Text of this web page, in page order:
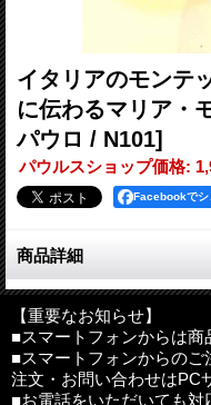
イタリアのモンテ
に伝わるマリア・
パウロ / N101]
パウルスショップ価格:
Facebookでシ
商品詳細
イタリアを代表する世界
リ・スクールに勤務しな
通訳と、多忙な日々を送
創立120年の歴史を誇るイ
いて、マリア・モンテッ
【重要なお知らせ】
■スマートフォンからは商
■スマートフォンからの
注文・お問い合わせはPC
■お電話をいただいても対